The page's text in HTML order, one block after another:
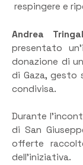
respingere e
Andrea
presentato
donazione di
di Gaza, gesto
condivisa.
Durante
di San
offerte
dell’iniziativa.